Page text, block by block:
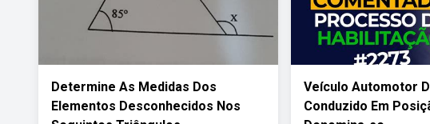
Determine As Medidas Dos
Elementos Desconhecidos Nos
Veículo Automotor
Conduzido Em